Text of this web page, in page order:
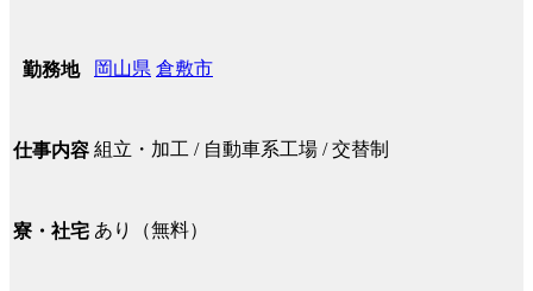
勤務地 岡山県 倉敷市
仕事内容 組立・加工 / 自動車系工場 / 交替制
寮・社宅 あり（無料）